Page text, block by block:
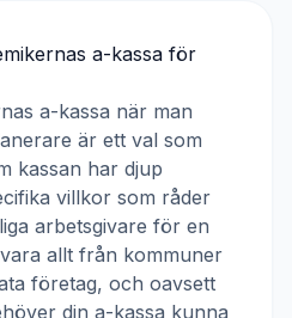
a-kassa för
a-kassa när man
är ett val som
kassan har djup
villkor som råder
arbetsgivare för en
allt från kommuner
företag, och oavsett
din a-kassa kunna